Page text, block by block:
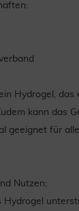
Hydrogel,
kann das
geeignet für
Nutzen:
Hydrogel